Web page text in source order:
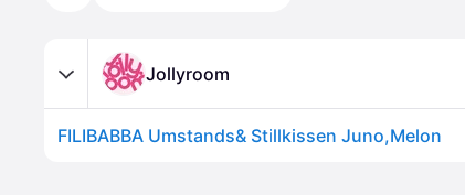
Jollyroom
FILIBABBA Umstands& Stillkissen Juno,Melon